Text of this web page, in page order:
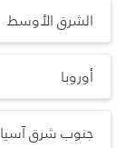
الشرق الأوسط
أوروبا
جنوب شرق آسيا